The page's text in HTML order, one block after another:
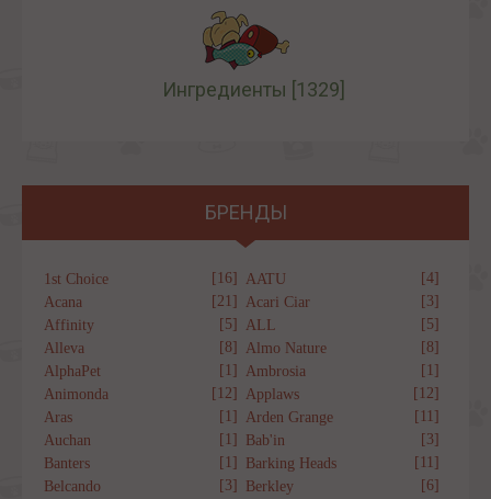
Ингредиенты [1329]
БРЕНДЫ
1st Choice [16] AATU
[4]
Acana
[21] Acari Ciar
[3]
Affinity
[5] ALL
[5]
Alleva
[8] Almo Nature
[8]
AlphaPet
[1] Ambrosia
[1]
Animonda
[12] Applaws
[12]
Aras
[1] Arden Grange
[11]
Auchan
[1] Bab'in
[3]
Banters
[1] Barking Heads
[11]
Belcando
[3] Berkley
[6]